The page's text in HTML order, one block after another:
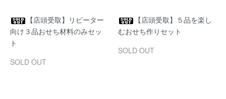
【店頭受取】リピーター
向け３品おせち材料のみセッ
ト
SOLD OUT
【店頭受取】５品を楽し
むおせち作りセット
SOLD OUT